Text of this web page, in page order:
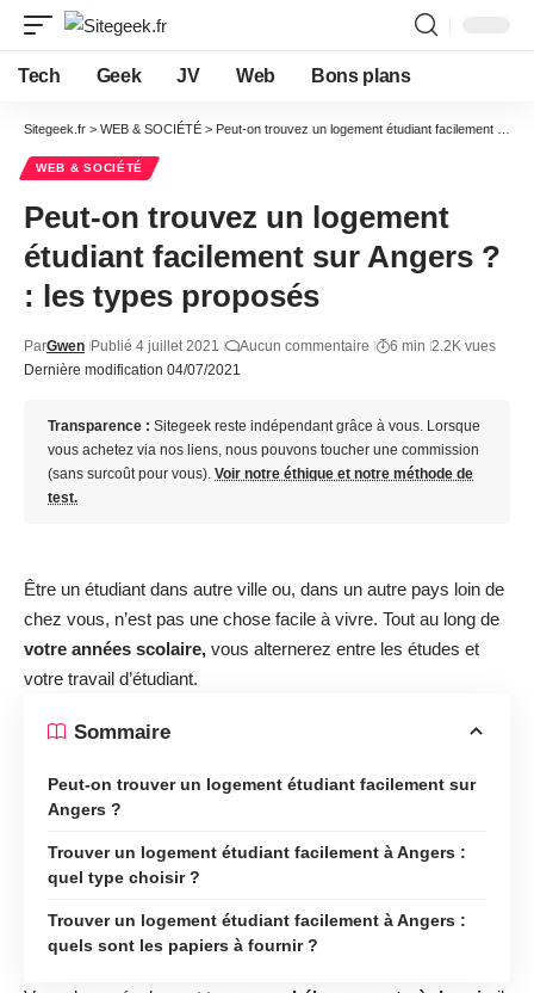
Tech Geek JV Web Bons plans
Sitegeek.fr > WEB & SOCIÉTÉ > Peut-on trouvez un logement étudiant facilement sur Angers ? : les types proposés
WEB & SOCIÉTÉ
Peut-on trouvez un logement
étudiant facilement sur Angers ?
: les types proposés
Dernière modification 04/07/2021
ParGwen Publié 4 juillet 2021 Aucun commentaire 6 min 2.2K vues
Transparence : Sitegeek reste indépendant grâce à vous. Lorsque
vous achetez via nos liens, nous pouvons toucher une commission
(sans surcoût pour vous). Voir notre éthique et notre méthode de
test.
Être un étudiant dans autre ville ou, dans un autre pays loin de
chez vous, n’est pas une chose facile à vivre. Tout au long de
votre années scolaire, vous alternerez entre les études et
votre travail d’étudiant.
Sommaire
Peut-on trouver un logement étudiant facilement sur
Angers ?
Trouver un logement étudiant facilement à Angers :
quel type choisir ?
Trouver un logement étudiant facilement à Angers :
quels sont les papiers à fournir ?